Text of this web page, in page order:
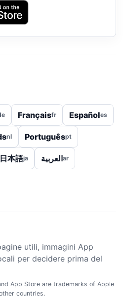
Françaisfr Españoles
nl Portuguêspt
日本語ja العربيةar
utili, immagini App
per decidere prima del
App Store are trademarks of Apple
countries.